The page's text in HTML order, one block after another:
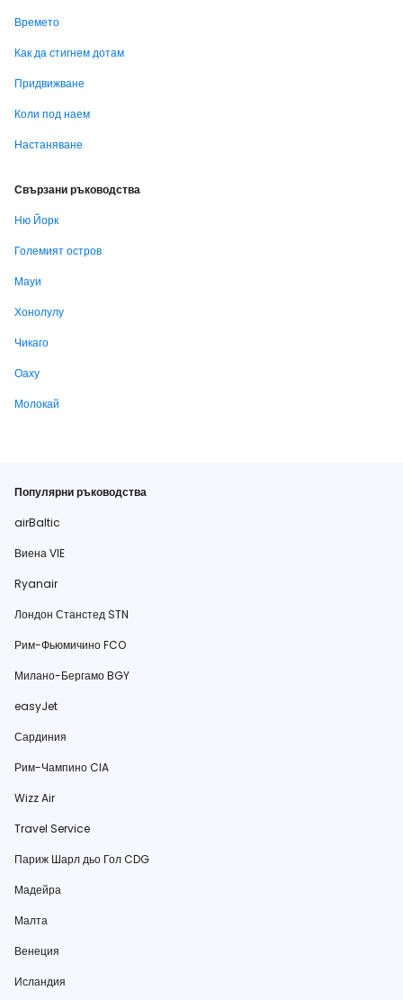
Времето
Как да стигнем дотам
Придвижване
Коли под наем
Настаняване
Свързани ръководства
Ню Йорк
Големият остров
Мауи
Хонолулу
Чикаго
Оаху
Молокай
Популярни ръководства
airBaltic
Виена VIE
Ryanair
Лондон Станстед STN
Рим-Фьюмичино FCO
Милано-Бергамо BGY
easyJet
Сардиния
Рим-Чампино CIA
Wizz Air
Travel Service
Париж Шарл дьо Гол CDG
Мадейра
Малта
Венеция
Исландия